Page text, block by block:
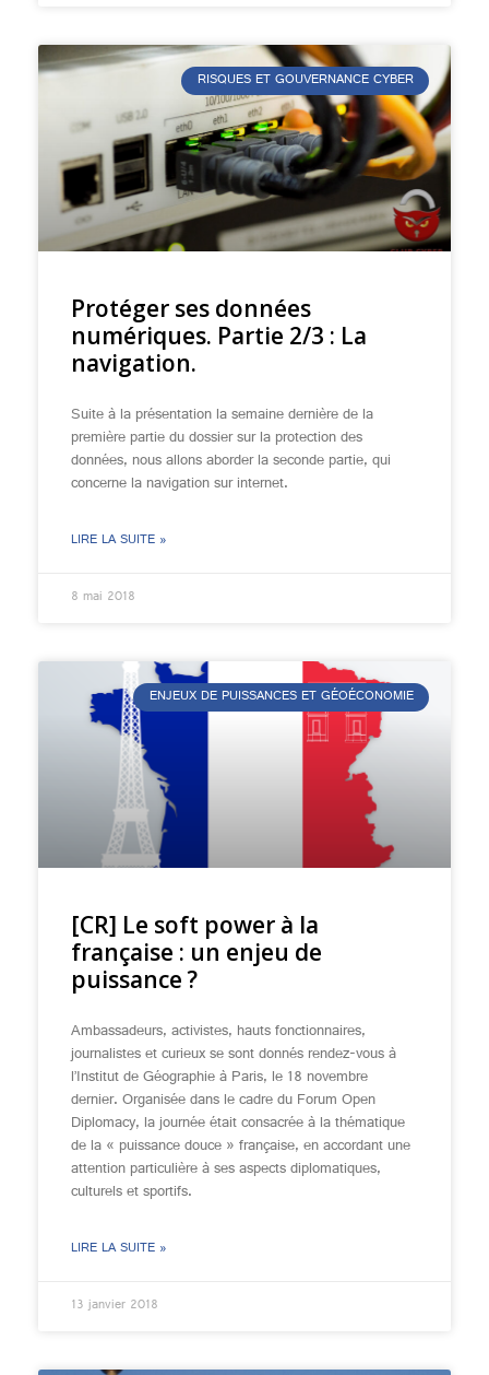
RISQUES ET GOUVERNANCE CYBER
Protéger ses données
numériques. Partie 2/3 : La
navigation.
Suite à la présentation la semaine dernière de la
première partie du dossier sur la protection des
données, nous allons aborder la seconde partie, qui
concerne la navigation sur internet.
LIRE LA SUITE »
8 mai 2018
ENJEUX DE PUISSANCES ET GÉOÉCONOMIE
[CR] Le soft power à la
française : un enjeu de
puissance ?
Ambassadeurs, activistes, hauts fonctionnaires,
journalistes et curieux se sont donnés rendez-vous à
l’Institut de Géographie à Paris, le 18 novembre
dernier. Organisée dans le cadre du Forum Open
Diplomacy, la journée était consacrée à la thématique
de la « puissance douce » française, en accordant une
attention particulière à ses aspects diplomatiques,
culturels et sportifs.
LIRE LA SUITE »
13 janvier 2018